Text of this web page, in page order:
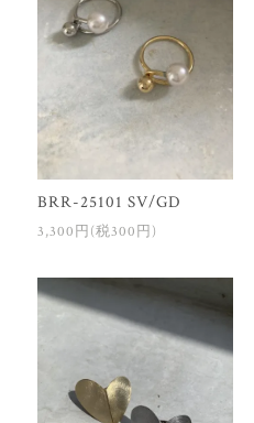
BRR-25101 SV/GD
3,300円(税300円)